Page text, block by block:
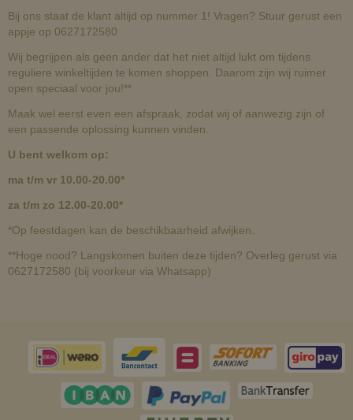
Bij ons staat de klant altijd op nummer 1! Vragen? Stuur gerust een
appje op 0627172580
Wij begrijpen als geen ander dat het niet altijd lukt om tijdens
reguliere winkeltijden te komen shoppen. Daarom zijn wij ruimer
open speciaal voor jou!**
Maak wel eerst even een afspraak, zodat wij of aanwezig zijn of
een passende oplossing kunnen vinden.
U bent welkom op:
ma t/m vr 10.00-20.00*
za t/m zo 12.00-20.00*
*Op feestdagen kan de beschikbaarheid afwijken.
**Hoge nood? Langskomen buiten deze tijden? Overleg gerust via
0627172580 (bij voorkeur via Whatsapp)